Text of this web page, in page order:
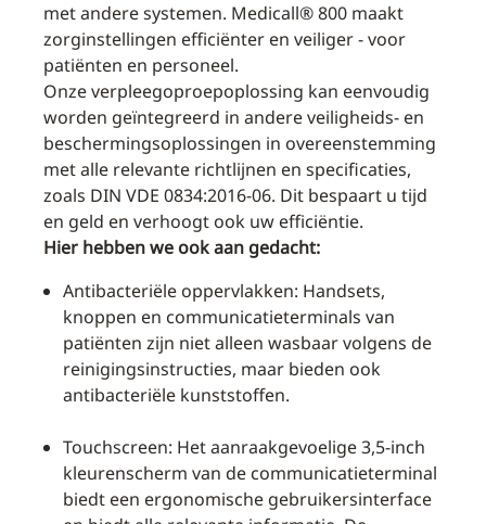
met andere systemen. Medicall® 800 maakt
zorginstellingen efficiënter en veiliger - voor
patiënten en personeel.
Onze verpleegoproepoplossing kan eenvoudig
worden geïntegreerd in andere veiligheids- en
beschermingsoplossingen in overeenstemming
met alle relevante richtlijnen en specificaties,
zoals DIN VDE 0834:2016-06. Dit bespaart u tijd
en geld en verhoogt ook uw efficiëntie.
Hier hebben we ook aan gedacht:
Antibacteriële oppervlakken: Handsets,
knoppen en communicatieterminals van
patiënten zijn niet alleen wasbaar volgens de
reinigingsinstructies, maar bieden ook
antibacteriële kunststoffen.
Touchscreen: Het aanraakgevoelige 3,5-inch
kleurenscherm van de communicatieterminal
biedt een ergonomische gebruikersinterface